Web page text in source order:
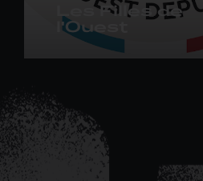
Les Filles de
l'Ouest